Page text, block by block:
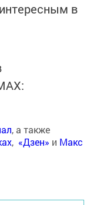
в
, а также
, «Дзен» и Макс